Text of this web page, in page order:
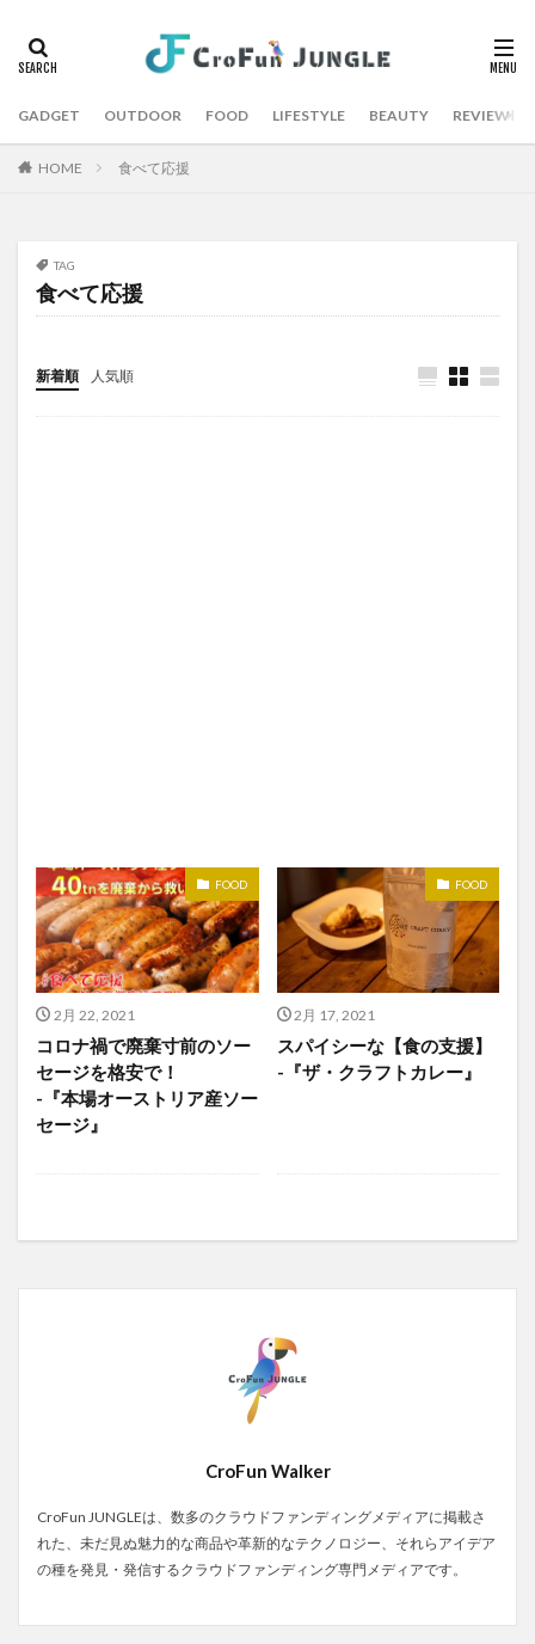
GADGET OUTDOOR FOOD LIFESTYLE BEAUTY REVIEW
HOME 食べて応援
TAG
食べて応援
新着順 人気順
FOOD
2月 22, 2021
コロナ禍で廃棄寸前のソー
セージを格安で！
-『本場オーストリア産ソー
セージ』
FOOD
2月 17, 2021
スパイシーな【食の支援】
-『ザ・クラフトカレー』
CroFun Walker
CroFun JUNGLEは、数多のクラウドファンディングメディアに掲載さ
れた、未だ見ぬ魅力的な商品や革新的なテクノロジー、それらアイデア
の種を発見・発信するクラウドファンディング専門メディアです。